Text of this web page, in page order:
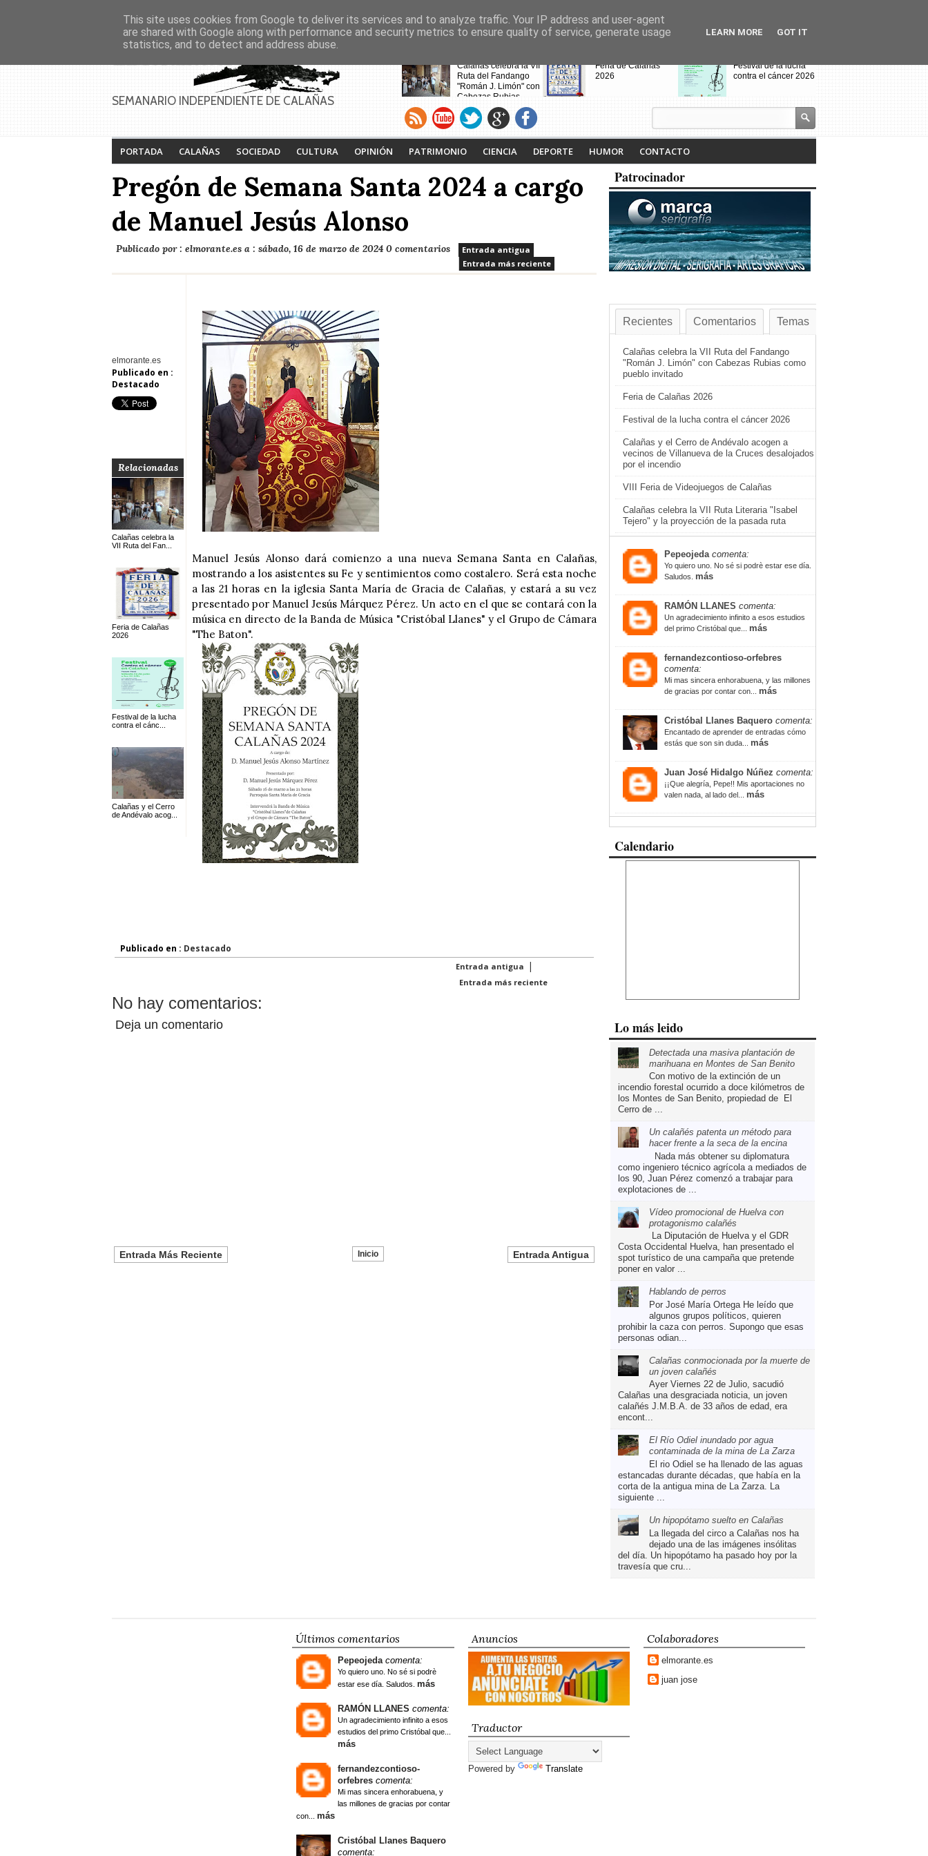
PAGINAS Inicio Contacto Anúnciate
SEMANARIO INDEPENDIENTE DE CALAÑAS
Calañas celebra la VII
Ruta del Fandango
"Román J. Limón" con
Cabezas Rubias
como pueblo invitado
Feria de Calañas
2026
Festival de la lucha
contra el cáncer 2026
Calañas y el Cerro de
vecinos de Villanueva
de la Cruces
desalojados por el
VIII Feria de
Calañas
pasada ruta
PORTADA CALAÑAS SOCIEDAD CULTURA OPINIÓN PATRIMONIO CIENCIA DEPORTE HUMOR CONTACTO
Pregón de Semana Santa 2024 a cargo
de Manuel Jesús Alonso
Publicado por : elmorante.es a : sábado, 16 de marzo de 2024 0 comentarios
Entrada antigua
Entrada más reciente
elmorante.es
Publicado en :
Destacado
Relacionadas
Calañas celebra la
VII Ruta del Fan...
Feria de Calañas
2026
Festival de la lucha
contra el cánc...
Calañas y el Cerro
de Andévalo acog...
Manuel Jesús Alonso dará comienzo a una nueva Semana Santa en Calañas,
mostrando a los asistentes su Fe y sentimientos como costalero. Será esta noche
a las 21 horas en la iglesia Santa María de Gracia de Calañas, y estará a su vez
presentado por Manuel Jesús Márquez Pérez. Un acto en el que se contará con la
música en directo de la Banda de Música "Cristóbal Llanes" y el Grupo de Cámara
"The Baton".
Publicado en : Destacado
Entrada antigua |
Entrada más reciente
No hay comentarios:
Deja un comentario
Entrada Más Reciente Entrada Antigua
Inicio
Patrocinador
Recientes Comentarios Temas
Calañas celebra la VII Ruta del Fandango
"Román J. Limón" con Cabezas Rubias como
pueblo invitado
Feria de Calañas 2026
Festival de la lucha contra el cáncer 2026
Calañas y el Cerro de Andévalo acogen a
vecinos de Villanueva de la Cruces desalojados
por el incendio
VIII Feria de Videojuegos de Calañas
Calañas celebra la VII Ruta Literaria "Isabel
Tejero" y la proyección de la pasada ruta
Pepeojeda comenta:
Yo quiero uno. No sé si podrè estar ese día.
Saludos. más
RAMÓN LLANES comenta:
Un agradecimiento infinito a esos estudios
del primo Cristóbal que... más
fernandezcontioso-orfebres
comenta:
Mi mas sincera enhorabuena, y las millones
de gracias por contar con... más
Cristóbal Llanes Baquero comenta:
Encantado de aprender de entradas cómo
estás que son sin duda... más
Juan José Hidalgo Núñez comenta:
¡¡Que alegría, Pepe!! Mis aportaciones no
valen nada, al lado del... más
Calendario
Lo más leido
Detectada una masiva plantación de
marihuana en Montes de San Benito
Con motivo de la extinción de un
incendio forestal ocurrido a doce kilómetros de
los Montes de San Benito, propiedad de El
Cerro de ...
Un calañés patenta un método para
hacer frente a la seca de la encina
Nada más obtener su diplomatura
como ingeniero técnico agrícola a mediados de
los 90, Juan Pérez comenzó a trabajar para
explotaciones de ...
Vídeo promocional de Huelva con
protagonismo calañés
La Diputación de Huelva y el GDR
Costa Occidental Huelva, han presentado el
spot turístico de una campaña que pretende
poner en valor ...
Hablando de perros
Por José María Ortega He leído que
algunos grupos políticos, quieren
prohibir la caza con perros. Supongo que esas
personas odian...
Calañas conmocionada por la muerte de
un joven calañés
Ayer Viernes 22 de Julio, sacudió
Calañas una desgraciada noticia, un joven
calañés J.M.B.A. de 33 años de edad, era
encont...
El Río Odiel inundado por agua
contaminada de la mina de La Zarza
El rio Odiel se ha llenado de las aguas
estancadas durante décadas, que había en la
corta de la antigua mina de La Zarza. La
siguiente ...
Un hipopótamo suelto en Calañas
La llegada del circo a Calañas nos ha
dejado una de las imágenes insólitas
del día. Un hipopótamo ha pasado hoy por la
travesía que cru...
Últimos comentarios
Pepeojeda comenta:
Yo quiero uno. No sé si podrè
estar ese día. Saludos. más
RAMÓN LLANES comenta:
Un agradecimiento infinito a esos
estudios del primo Cristóbal que...
más
fernandezcontioso-
orfebres comenta:
Mi mas sincera enhorabuena, y
las millones de gracias por contar
con... más
Cristóbal Llanes Baquero
comenta:
Anuncios
Traductor
Powered by Translate
Colaboradores
elmorante.es
juan jose
This site uses cookies from Google to deliver its services and to analyze traffic. Your IP address and user-agent
are shared with Google along with performance and security metrics to ensure quality of service, generate usage
statistics, and to detect and address abuse.
LEARN MORE GOT IT